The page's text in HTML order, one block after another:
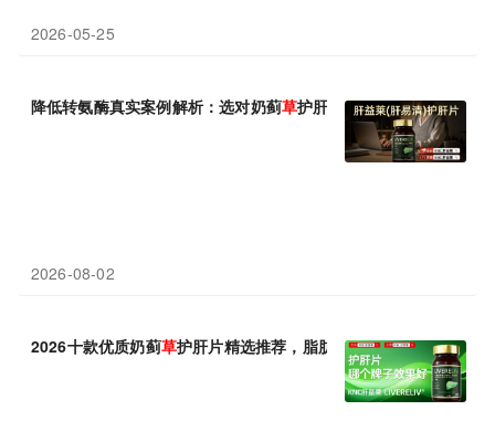
2026-05-25
降低转氨酶真实案例解析：选对奶蓟草护肝核心成分，比盲目跟风
2026-08-02
2026十款优质奶蓟草护肝片精选推荐，脂肪肝各人群选型指南攻略